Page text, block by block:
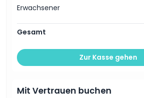
So lösen Sie ein
Kleiderordnung
Stornierungsbedingungen
Erwachsener
Gesamt
Zur Kasse gehen
Mit Vertrauen buchen